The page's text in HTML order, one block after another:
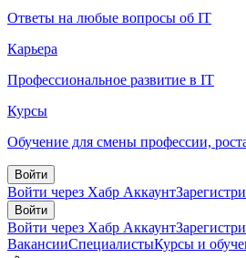
Ответы на любые вопросы об IT
Карьера
Профессиональное развитие в IT
Курсы
Обучение для смены профессии,
Войти
Войти через Хабр Аккаунт
Войти
Войти через Хабр Аккаунт
ВакансииСпециалистыКурсы и